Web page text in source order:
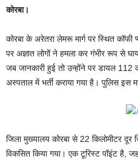
कोरबा।
कोरबा के अरेतरा लेमरू मार्ग पर स्थित
पर अज्ञात लोगों ने हमला कर गंभीर रूप से
जब जानकारी हुई तो उन्होंने पर डायल 112
अस्पताल में भर्ती कराया गया है। पुलिस इस
जिला मुख्यालय कोरबा से 22 किलोमीटर दूर
विकसित किया गया। एक टूरिस्ट पॉइंट है,